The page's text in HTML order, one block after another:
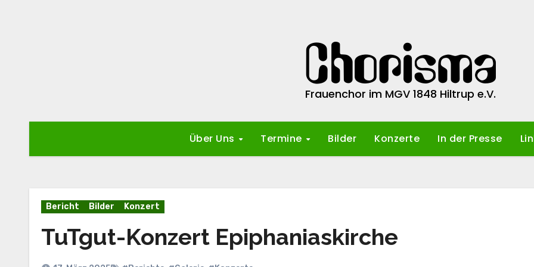
Frauenchor im MGV 1848 Hiltrup e.V.
Über Uns Termine Bilder Konzerte In der Presse
Bericht Bilder Konzert
TuTgut-Konzert Epiphaniaskirche